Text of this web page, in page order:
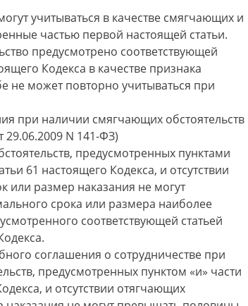
учитываться в качестве смягчающих и
частью первой настоящей статьи.
предусмотрено соответствующей
Кодекса в качестве признака
не может повторно учитываться при
при наличии смягчающих обстоятельств
29.06.2009 N 141-ФЗ)
предусмотренных пунктами
61 настоящего Кодекса, и отсутствии
или размер наказания не могут
срока или размера наиболее
соответствующей статьей
соглашения о сотрудничестве при
предусмотренных пунктом «и» части
и отсутствии отягчающих